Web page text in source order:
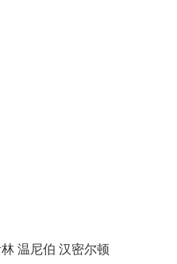
温尼伯 汉密尔顿